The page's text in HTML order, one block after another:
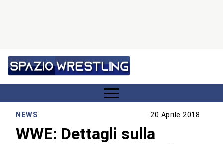
NEWS 20 Aprile 2018
WWE: Dettagli sulla